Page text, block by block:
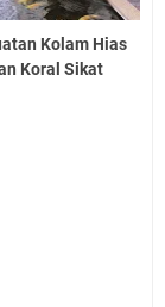
Kolam Hias
Koral Sikat